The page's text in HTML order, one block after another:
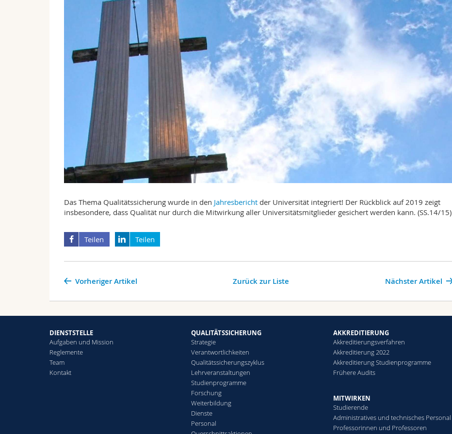
Das Thema Qualitätssicherung wurde in den Jahresbericht der Universität integriert! Der Rückblick auf 2019 zeigt
insbesondere, dass Qualität nur durch die Mitwirkung aller Universitätsmitglieder gesichert werden kann. (SS.14/15)
Teilen Teilen
Nächster Artikel
Vorheriger Artikel Zurück zur Liste
DIENSTSTELLE
Aufgaben und Mission
Reglemente
Team
Kontakt
QUALITÄTSSICHERUNG
Strategie
Verantwortlichkeiten
Qualitätssicherungszyklus
Lehrveranstaltungen
Studienprogramme
Forschung
Weiterbildung
Dienste
Personal
AKKREDITIERUNG
Akkreditierungsverfahren
Akkreditierung 2022
Akkreditierung Studienprogramme
Frühere Audits
MITWIRKEN
Studierende
Administratives und technisches Personal
Professorinnen und Professoren